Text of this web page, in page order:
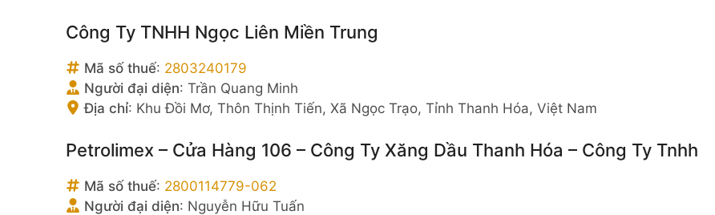
Công Ty TNHH Ngọc Liên Miền Trung
Mã số thuế: 2803240179
Người đại diện: Trần Quang Minh
Địa chỉ: Khu Đồi Mơ, Thôn Thịnh Tiến, Xã Ngọc Trạo, Tỉnh Thanh Hóa, Việt Nam
Petrolimex – Cửa Hàng 106 – Công Ty Xăng Dầu Thanh Hóa – Công Ty Tnhh
Mã số thuế: 2800114779-062
Người đại diện: Nguyễn Hữu Tuấn